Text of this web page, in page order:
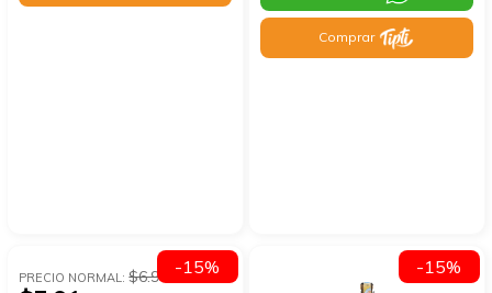
Comprar
PRECIO NORMAL:$6.95 -15% -15%